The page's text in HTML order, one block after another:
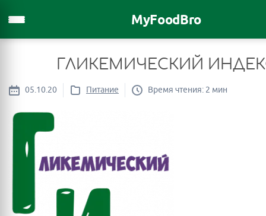
MyFoodBro
ГЛИКЕМИЧЕСКИЙ
05.10.20 Питание Время чтения: 2 мин